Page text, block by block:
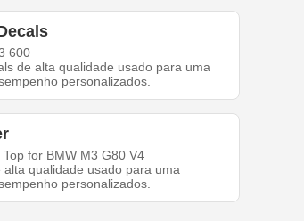
600
de alta qualidade usado para uma
personalizados.
for BMW M3 G80 V4
alta qualidade usado para uma
personalizados.